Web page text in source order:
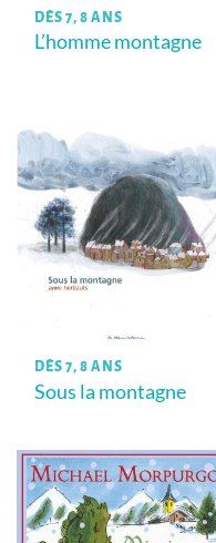
DÈS 7, 8 ANS
L’homme montagne
DÈS 7, 8 ANS
Sous la montagne